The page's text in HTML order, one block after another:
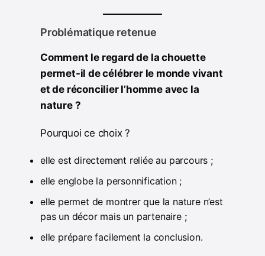
Problématique retenue
Comment le regard de la chouette
permet-il de célébrer le monde vivant
et de réconcilier l’homme avec la
nature ?
Pourquoi ce choix ?
elle est directement reliée au parcours ;
elle englobe la personnification ;
elle permet de montrer que la nature n’est
pas un décor mais un partenaire ;
elle prépare facilement la conclusion.